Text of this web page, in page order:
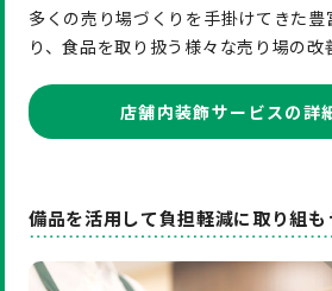
多くの売り場づくりを手掛けてきた豊
り、食品を取り扱う様々な売り場の改
店舗内装飾サービスの詳
備品を活用して負担軽減に取り組も